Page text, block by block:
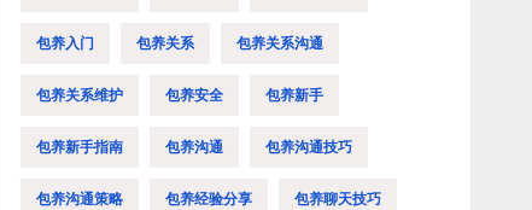
包养入门 包养关系 包养关系沟通
包养关系维护 包养安全 包养新手
包养新手指南 包养沟通 包养沟通技巧
包养沟通策略 包养经验分享 包养聊天技巧